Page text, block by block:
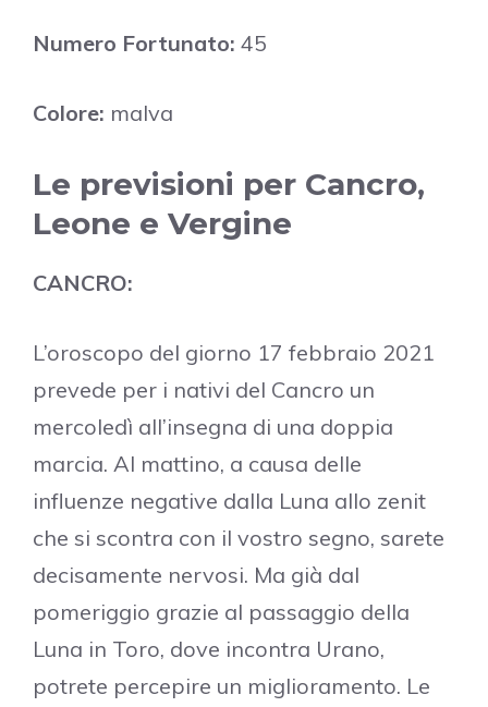
Numero Fortunato: 45
Colore: malva
Le previsioni per Cancro,
Leone e Vergine
CANCRO:
L’oroscopo del giorno 17 febbraio 2021
prevede per i nativi del Cancro un
mercoledì all’insegna di una doppia
marcia. Al mattino, a causa delle
influenze negative dalla Luna allo zenit
che si scontra con il vostro segno, sarete
decisamente nervosi. Ma già dal
pomeriggio grazie al passaggio della
Luna in Toro, dove incontra Urano,
potrete percepire un miglioramento. Le